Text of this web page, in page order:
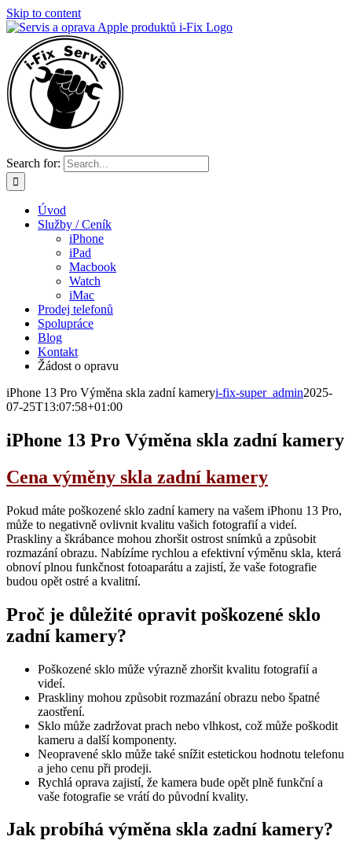
Skip to content
Search for:
Úvod
Služby / Ceník
iPhone
iPad
Macbook
Watch
iMac
Prodej telefonů
Spolupráce
Blog
Kontakt
Žádost o opravu
iPhone 13 Pro Výměna skla zadní kameryi-fix-super_admin2025-
07-25T13:07:58+01:00
iPhone 13 Pro Výměna skla zadní kamery
Cena výměny skla zadní kamery
Pokud máte poškozené sklo zadní kamery na vašem iPhonu 13 Pro,
může to negativně ovlivnit kvalitu vašich fotografií a videí.
Praskliny a škrábance mohou zhoršit ostrost snímků a způsobit
rozmazání obrazu. Nabízíme rychlou a efektivní výměnu skla, která
obnoví plnou funkčnost fotoaparátu a zajistí, že vaše fotografie
budou opět ostré a kvalitní.
Proč je důležité opravit poškozené sklo
zadní kamery?
Poškozené sklo může výrazně zhoršit kvalitu fotografií a
videí.
Praskliny mohou způsobit rozmazání obrazu nebo špatné
zaostření.
Sklo může zadržovat prach nebo vlhkost, což může poškodit
kameru a další komponenty.
Neopravené sklo může také snížit estetickou hodnotu telefonu
a jeho cenu při prodeji.
Rychlá oprava zajistí, že kamera bude opět plně funkční a
vaše fotografie se vrátí do původní kvality.
Jak probíhá výměna skla zadní kamery?